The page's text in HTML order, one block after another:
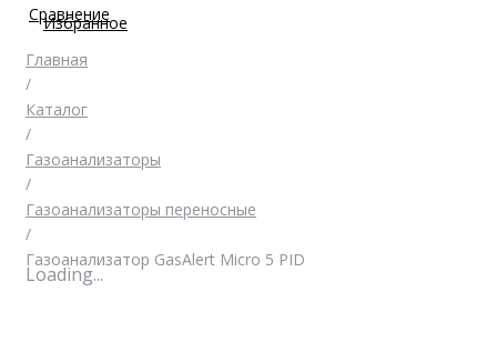
Сравнение
Избранное
Главная
/
Каталог
/
Газоанализаторы
/
Газоанализаторы переносные
/
Газоанализатор GasAlert Micro 5 PID
Loading...